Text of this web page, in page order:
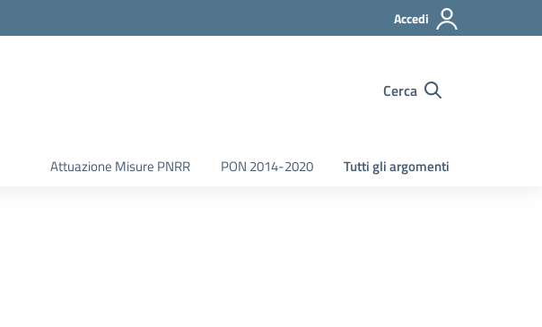
Accedi
Cerca
Attuazione Misure PNRR PON 2014-2020 Tutti gli argomenti